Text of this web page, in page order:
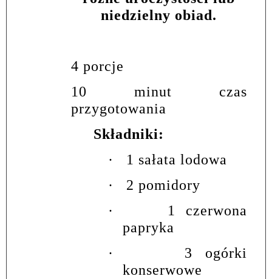
niedzielny obiad.
4 porcje
10 minut czas
przygotowania
Składniki:
·
1 sałata lodowa
·
2 pomidory
·
1 czerwona
papryka
·
3 ogórki
konserwowe